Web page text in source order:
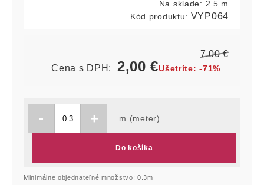
Na sklade: 2.5 m
Kód produktu: VYP064
7,00€
Cena s DPH:
2,00€Ušetríte: -71%
- + m (meter)
Do košíka
Minimálne objednateľné množstvo: 0.3m